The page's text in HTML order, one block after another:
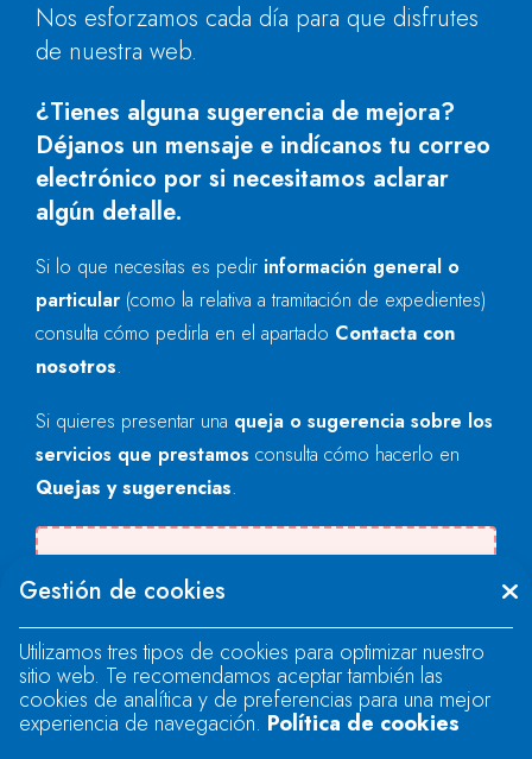
Nos esforzamos cada día para que disfrutes
de nuestra web.
¿Tienes alguna sugerencia de mejora?
Déjanos un mensaje e indícanos tu correo
electrónico por si necesitamos aclarar
algún detalle.
Si lo que necesitas es pedir información general o
particular (como la relativa a tramitación de expedientes)
consulta cómo pedirla en el apartado Contacta con
nosotros.
Si quieres presentar una queja o sugerencia sobre los
servicios que prestamos consulta cómo hacerlo en
Quejas y sugerencias.
"text" field.
There was an error when loading the
"text" field.
Gestión de cookies
Utilizamos tres tipos de cookies para optimizar nuestro
sitio web. Te recomendamos aceptar también las
cookies de analítica y de preferencias para una mejor
experiencia de navegación. Política de cookies